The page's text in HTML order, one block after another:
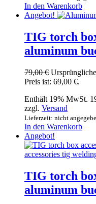
In den Warenkorb
Angebot!
TIG torch
aluminum
79,00€
Preis ist: 69,00 €.
Enthält 19% MwSt.
zzgl. Versand
Lieferzeit: nicht
In den Warenkorb
Angebot!
TIG torch
aluminum